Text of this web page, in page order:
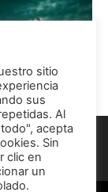
sitio
sus
Al
acepta
Sin
clic en
un